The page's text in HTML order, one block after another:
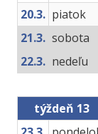
20.3. piatok
21.3. sobota
22.3. nedeľu
týždeň 13